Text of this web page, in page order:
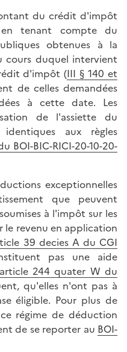
du crédit d'impôt
tenant compte du
obtenues à la
cours duquel intervient
d'impôt (III § 140 et
de celles demandées
à cette date. Les
de l'assiette du
aux règles
BOI-BIC-RICI-20-10-20-
exceptionnelles
que peuvent
à l'impôt sur les
le revenu en application
39 decies A du CGI
pas une aide
article 244 quater W du
qu'elles n'ont pas à
éligible. Pour plus de
régime de déduction
de se reporter au BOI-